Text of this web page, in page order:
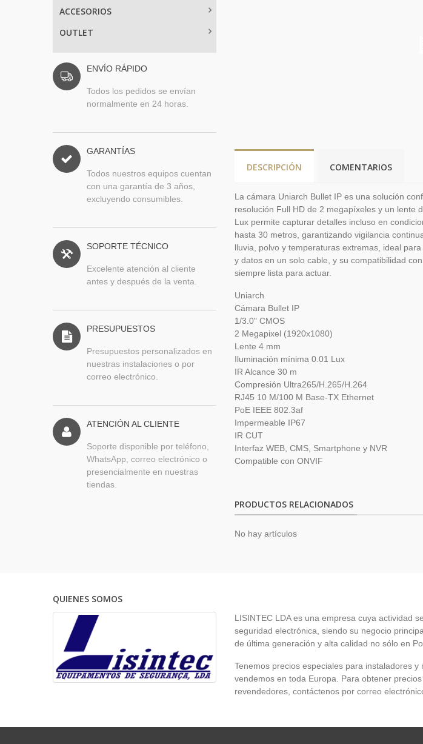
ACCESORIOS
OUTLET
ENVÍO RÁPIDO
Todos los pedidos se envían
normalmente en 24 horas.
GARANTÍAS
Todos nuestros equipos cuentan
con una garantía de 3 años,
excluyendo consumibles.
SOPORTE TÉCNICO
Excelente atención al cliente
antes y después de la venta.
PRESUPUESTOS
Presupuestos personalizados en
nuestras instalaciones o por
correo electrónico.
ATENCIÓN AL CLIENTE
Soporte disponible por teléfono,
WhatsApp, correo electrónico o
presencialmente en nuestras
tiendas.
DESCRIPCIÓN COMENTARIOS
La cámara Uniarch Bullet IP es una solución
resolución Full HD de 2 megapíxeles y un lente
Lux permite capturar detalles incluso en
hasta 30 metros, garantizando vigilancia
lluvia, polvo y temperaturas extremas, ideal
y datos en un solo cable, y su compatibilidad
siempre lista para actuar.
Uniarch
Cámara Bullet IP
1/3.0" CMOS
2 Megapixel (1920x1080)
Lente 4 mm
Iluminación mínima 0.01 Lux
IR Alcance 30 m
Compresión Ultra265/H.265/H.264
RJ45 10 M/100 M Base-TX Ethernet
PoE IEEE 802.3af
Impermeable IP67
IR CUT
Interfaz WEB, CMS, Smartphone y NVR
Compatible con ONVIF
PRODUCTOS RELACIONADOS
No hay artículos
QUIENES SOMOS
LISINTEC LDA es una empresa cuya actividad
seguridad electrónica, siendo su negocio
de última generación y alta calidad no sólo en
Tenemos precios especiales para instaladores
vendemos en toda Europa. Para obtener
revendedores, contáctenos por correo